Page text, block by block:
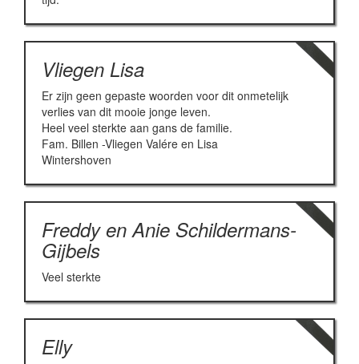
Vliegen Lisa
Er zijn geen gepaste woorden voor dit onmetelijk
verlies van dit mooie jonge leven.
Heel veel sterkte aan gans de familie.
Fam. Billen -Vliegen Valére en Lisa
Wintershoven
Freddy en Anie Schildermans-
Gijbels
Veel sterkte
Elly